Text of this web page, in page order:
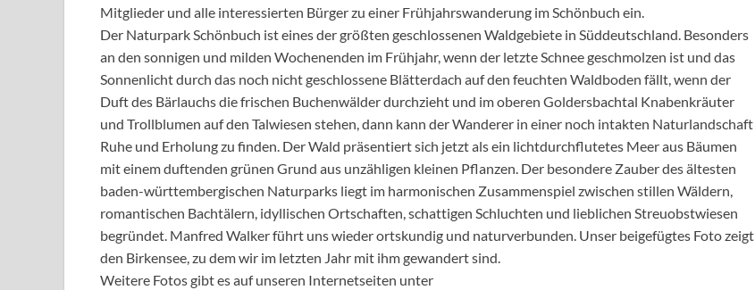
Mitglieder und alle interessierten Bürger zu einer Frühjahrswanderung im Schönbuch ein.
Der Naturpark Schönbuch ist eines der größten geschlossenen Waldgebiete in Süddeutschland. Besonders
an den sonnigen und milden Wochenenden im Frühjahr, wenn der letzte Schnee geschmolzen ist und das
Sonnenlicht durch das noch nicht geschlossene Blätterdach auf den feuchten Waldboden fällt, wenn der
Duft des Bärlauchs die frischen Buchenwälder durchzieht und im oberen Goldersbachtal Knabenkräuter
und Trollblumen auf den Talwiesen stehen, dann kann der Wanderer in einer noch intakten Naturlandschaft
Ruhe und Erholung zu finden. Der Wald präsentiert sich jetzt als ein lichtdurchflutetes Meer aus Bäumen
mit einem duftenden grünen Grund aus unzähligen kleinen Pflanzen. Der besondere Zauber des ältesten
baden-württembergischen Naturparks liegt im harmonischen Zusammenspiel zwischen stillen Wäldern,
romantischen Bachtälern, idyllischen Ortschaften, schattigen Schluchten und lieblichen Streuobstwiesen
begründet. Manfred Walker führt uns wieder ortskundig und naturverbunden. Unser beigefügtes Foto zeigt
den Birkensee, zu dem wir im letzten Jahr mit ihm gewandert sind.
Weitere Fotos gibt es auf unseren Internetseiten unter